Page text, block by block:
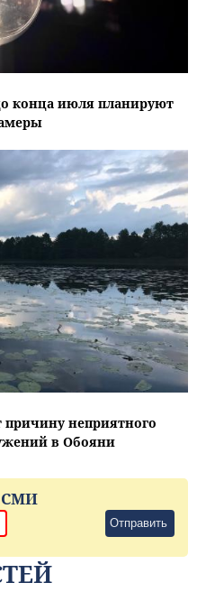
конца июля планируют
неприятного
в Обояни
СМИ
Отправить